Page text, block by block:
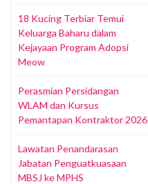
18 Kucing Terbiar Temui
Keluarga Baharu dalam
Kejayaan Program Adopsi
Meow
Perasmian Persidangan
WLAM dan Kursus
Pemantapan Kontraktor 2026
Lawatan Penandarasan
Jabatan Penguatkuasaan
MBSJ ke MPHS